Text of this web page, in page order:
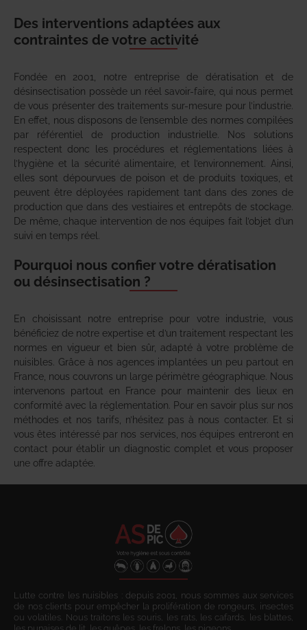
Des interventions adaptées aux
contraintes de votre activité
Fondée en 2001, notre entreprise de dératisation et de
désinsectisation possède un réel savoir-faire, qui nous permet
de vous présenter des traitements sur-mesure pour l’industrie.
En effet, nous disposons de l’ensemble des normes compilées
par référentiel de production industrielle. Nos solutions
respectent donc les procédures et réglementations liées à
l’hygiène et la sécurité alimentaire, et l’environnement. Ainsi,
elles sont dépourvues de poison et de produits toxiques, et
peuvent être déployées rapidement tant dans des zones de
production que dans des vestiaires et entrepôts de stockage.
De même, chaque intervention de nos équipes fait l’objet d’un
suivi en temps réel.
Pourquoi nous confier votre dératisation
ou désinsectisation ?
En choisissant notre entreprise pour votre industrie, vous
bénéficiez de notre expertise et d’un traitement respectant les
normes en vigueur et bien sûr, adapté à votre problème de
nuisibles. Grâce à nos agences implantées un peu partout en
France, nous couvrons un large périmètre géographique. Nous
intervenons partout en France pour maintenir des lieux en
conformité avec la réglementation. Pour en savoir plus sur nos
méthodes et nos tarifs, n’hésitez pas à nous contacter. Et si
vous êtes intéressé par nos services, nos équipes entreront en
contact pour établir un diagnostic complet et vous proposer
une offre adaptée.
Lutte contre les nuisibles : depuis 2001, nous sommes aux services
de nos clients pour empêcher la prolifération de rongeurs, insectes
ou volatiles. Nous traitons les souris, les rats, les cafards, les blattes,